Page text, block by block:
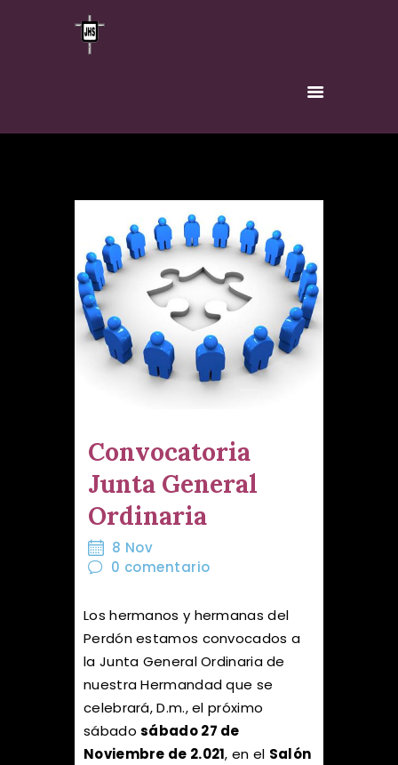
TITULAR
VÍA-CRUCIS
INSCRÍBETE
NOTICIAS
CONTACTO
Convocatoria
Junta General
Ordinaria
8 Nov
0 comentario
Los hermanos y hermanas del
Perdón estamos convocados a
la Junta General Ordinaria de
nuestra Hermandad que se
celebrará, D.m., el próximo
sábadosábado 27 de
Noviembre de 2.021, en el Salón